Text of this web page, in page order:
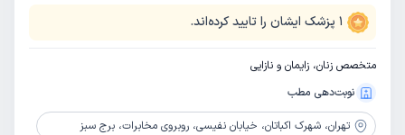
1 پزشک ایشان را تایید کرده‌اند.
متخصص زنان، زایمان و نازایی
نوبت‌دهی مطب
تهران، شهرک اکباتان، خیابان نفیسی، روبروی مخابرات، برج سبز